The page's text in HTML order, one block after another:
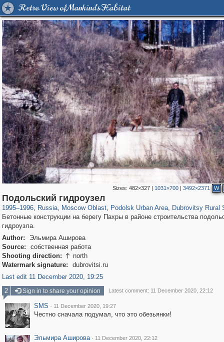
Retro View of Mankind's Habitat
Sizes: 482×327| 1031×700| 3492×2371 W
Подольский гидроузел
1995–1996, Russia
1,405,939 29,243
, Moscow Oblast
96,182 1,691
, Podolsk Urban Area, Dubrovitsy Rural
22
Бетонные конструкции на берегу Пахры в районе строительства
гидроузла.
Author:
Эльмира Аширова
Source:
собственная работа
Shooting direction:  north
Watermark signature:
dubrovitsi.ru
Last edit 11 December 2020, 19:25
2
Sign in to share your opinion Latest comment: 11 December 2020, 22:12
SMS · 11 December 2020, 19:27
Честно сначала подумал, что это обезьянки!
Эльмира Аширова · 11 December 2020, 22:12